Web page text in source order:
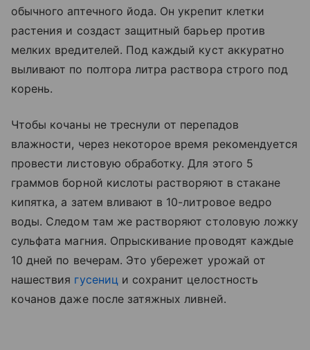
обычного аптечного йода. Он укрепит клетки
растения и создаст защитный барьер против
мелких вредителей. Под каждый куст аккуратно
выливают по полтора литра раствора строго под
корень.
Чтобы кочаны не треснули от перепадов
влажности, через некоторое время рекомендуется
провести листовую обработку. Для этого 5
граммов борной кислоты растворяют в стакане
кипятка, а затем вливают в 10-литровое ведро
воды. Следом там же растворяют столовую ложку
сульфата магния. Опрыскивание проводят каждые
10 дней по вечерам. Это убережет урожай от
нашествия гусеници сохранит целостность
кочанов даже после затяжных ливней.